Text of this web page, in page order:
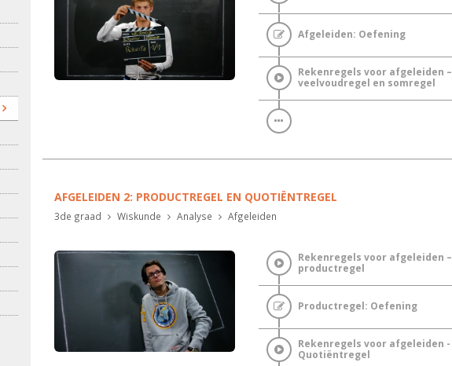
Afgeleiden: Oefening
Rekenregels voor afgeleiden –
veelvoudregel en somregel
AFGELEIDEN 2: PRODUCTREGEL EN QUOTIËNTREGEL
3de graad Wiskunde Analyse Afgeleiden
Rekenregels voor afgeleiden –
productregel
Productregel: Oefening
Rekenregels voor afgeleiden -
Quotiëntregel